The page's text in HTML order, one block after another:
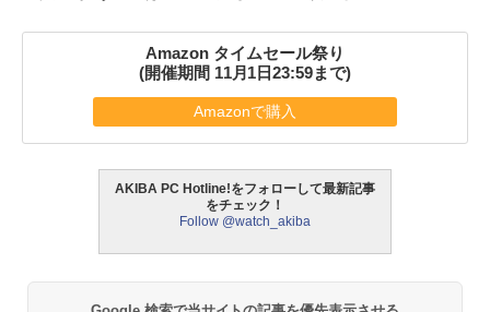
Amazon タイムセール祭り
(開催期間 11月1日23:59まで)
Amazonで購入
AKIBA PC Hotline!をフォローして最新記事
をチェック！
Follow @watch_akiba